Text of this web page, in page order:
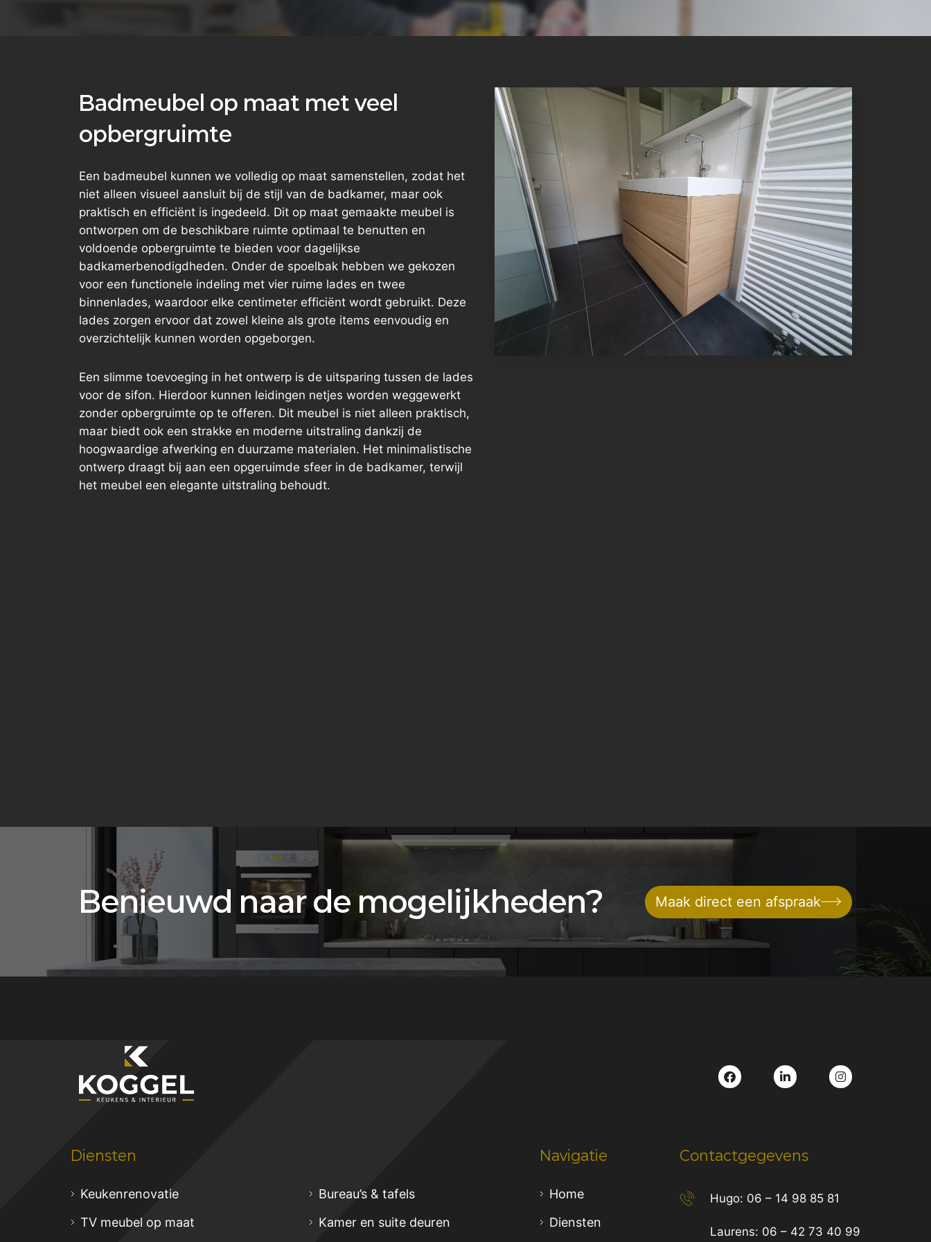
Badmeubel op maat met veel
opbergruimte
Een badmeubel kunnen we volledig op maat samenstellen, zodat het
niet alleen visueel aansluit bij de stijl van de badkamer, maar ook
praktisch en efficiënt is ingedeeld. Dit op maat gemaakte meubel is
ontworpen om de beschikbare ruimte optimaal te benutten en
voldoende opbergruimte te bieden voor dagelijkse
badkamerbenodigdheden. Onder de spoelbak hebben we gekozen
voor een functionele indeling met vier ruime lades en twee
binnenlades, waardoor elke centimeter efficiënt wordt gebruikt. Deze
lades zorgen ervoor dat zowel kleine als grote items eenvoudig en
overzichtelijk kunnen worden opgeborgen.
Een slimme toevoeging in het ontwerp is de uitsparing tussen de lades
voor de sifon. Hierdoor kunnen leidingen netjes worden weggewerkt
zonder opbergruimte op te offeren. Dit meubel is niet alleen praktisch,
maar biedt ook een strakke en moderne uitstraling dankzij de
hoogwaardige afwerking en duurzame materialen. Het minimalistische
ontwerp draagt bij aan een opgeruimde sfeer in de badkamer, terwijl
het meubel een elegante uitstraling behoudt.
Benieuwd naar de mogelijkheden? Maak direct een afspraak
Diensten
Keukenrenovatie
TV meubel op maat
Bureau’s & tafels
Kamer en suite deuren
Navigatie
Home
Diensten
Contactgegevens
Hugo: 06 – 14 98 85 81
Laurens: 06 – 42 73 40 99